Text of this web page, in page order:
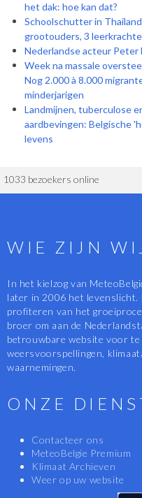
het dak: hoe kan dat?
Schoolschutter in
grootouders, 3
Nederlandse acteur Peter
Week na massale
Nog 2.000 à 8.000
minderjarigen
Landmijnen, tuberculose
aardbevingen: Belgische
levens
1033 bezoekers online
WIE ZIJN
In het kielzog van
later in 2006 het levenslicht.
profiteren van het
broer om aan de
betrouwbare website voor te
weersvoorspellingen,
waarnemingen.
ONZE
Contacteer ons
MeteoBelgie Premium
Klimaat Archieven
Weer op uw website